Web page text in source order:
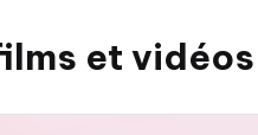
et